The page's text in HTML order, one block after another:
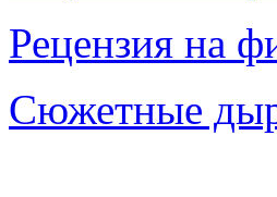
Рецензия на
Сюжетные